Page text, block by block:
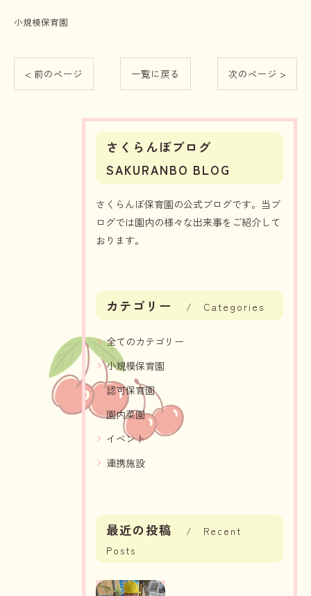
小規模保育園
< 前のページ 一覧に戻る 次のページ >
さくらんぼブログ
SAKURANBO BLOG
さくらんぼ保育園の公式ブログです。当ブ
ログでは園内の様々な出来事をご紹介して
おります。
カテゴリー Categories
全てのカテゴリー
小規模保育園
認可保育園
園内菜園
イベント
連携施設
最近の投稿
Recent
Posts